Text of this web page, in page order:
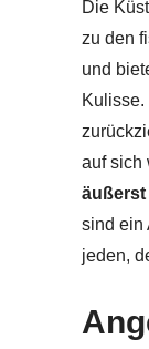
Die
zu den
und
auf sich
äußerst
sind ein
jeden,